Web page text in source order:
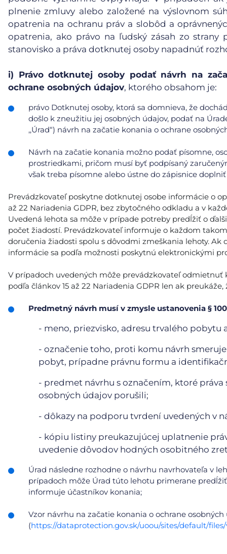
plnenie zmluvy alebo založené na výslovnom
opatrenia na ochranu práv a slobôd a
opatrenia, ako právo na ľudský zásah zo
stanovisko a práva dotknutej osoby napadnúť
i) Právo dotknutej osoby podať návrh na
ochrane osobných údajov, ktorého obsahom je:
právo Dotknutej osoby, ktorá sa domnieva, že
došlo k zneužitiu jej osobných údajov, podať na
,,Úrad“) návrh na začatie konania o ochrane
Návrh na začatie konania možno podať písomne,
prostriedkami, pričom musí byť podpísaný
však treba písomne alebo ústne do zápisnice
Prevádzkovateľ poskytne dotknutej osobe informácie o
až 22 Nariadenia GDPR, bez zbytočného odkladu a v
Uvedená lehota sa môže v prípade potreby predĺžiť o
počet žiadostí. Prevádzkovateľ informuje o každom
doručenia žiadosti spolu s dôvodmi zmeškania lehoty.
informácie sa podľa možnosti poskytnú elektronickými
V prípadoch uvedených môže prevádzkovateľ
podľa článkov 15 až 22 Nariadenia GDPR len ak
Predmetný návrh musí v zmysle ustanovenia §
- meno, priezvisko, adresu trvalého pobytu
- označenie toho, proti komu návrh
pobyt, prípadne právnu formu a
- predmet návrhu s označením, ktoré
osobných údajov porušili;
- dôkazy na podporu tvrdení uvedených v
- kópiu listiny preukazujúcej uplatnenie
uvedenie dôvodov hodných osobitného
Úrad následne rozhodne o návrhu navrhovateľa v
prípadoch môže Úrad túto lehotu primerane
informuje účastníkov konania;
Vzor návrhu na začatie konania o ochrane
(https://dataprotection.gov.sk/uoou/sites/default/